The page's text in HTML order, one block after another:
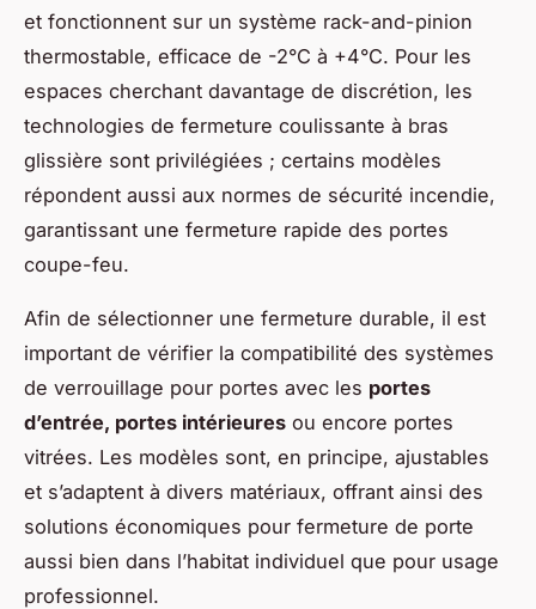
et fonctionnent sur un système rack-and-pinion
thermostable, efficace de -2°C à +4°C. Pour les
espaces cherchant davantage de discrétion, les
technologies de fermeture coulissante à bras
glissière sont privilégiées ; certains modèles
répondent aussi aux normes de sécurité incendie,
garantissant une fermeture rapide des portes
coupe-feu.
Afin de sélectionner une fermeture durable, il est
important de vérifier la compatibilité des systèmes
de verrouillage pour portes avec les portes
d’entrée, portes intérieures ou encore portes
vitrées. Les modèles sont, en principe, ajustables
et s’adaptent à divers matériaux, offrant ainsi des
solutions économiques pour fermeture de porte
aussi bien dans l’habitat individuel que pour usage
professionnel.